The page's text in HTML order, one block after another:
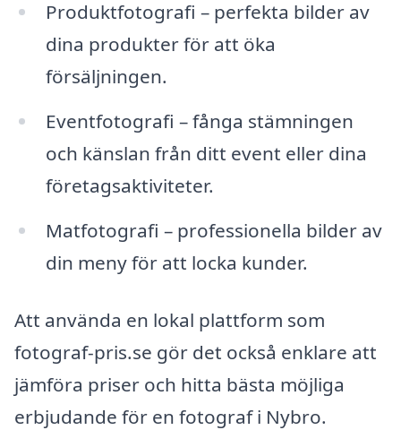
Produktfotografi – perfekta bilder av
dina produkter för att öka
försäljningen.
Eventfotografi – fånga stämningen
och känslan från ditt event eller dina
företagsaktiviteter.
Matfotografi – professionella bilder av
din meny för att locka kunder.
Att använda en lokal plattform som
fotograf-pris.se gör det också enklare att
jämföra priser och hitta bästa möjliga
erbjudande för en fotograf i Nybro.